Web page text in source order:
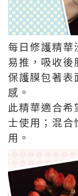
每日修護精華
易推，吸收後
保護膜包著表
感。
此精華適合希
士使用；混
用。